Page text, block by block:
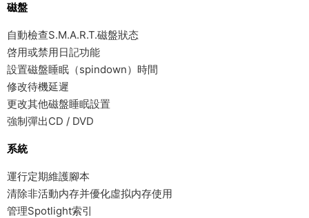
磁盤
自動檢查S.M.A.R.T.磁盤狀态
啓用或禁用日記功能
設置磁盤睡眠（spindown）時間
修改待機延遲
更改其他磁盤睡眠設置
強制彈出CD / DVD
系統
運行定期維護腳本
清除非活動内存并優化虛拟内存使用
管理Spotlight索引